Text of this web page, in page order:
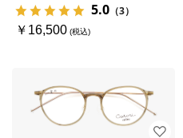
5.0 （3）
￥16,500